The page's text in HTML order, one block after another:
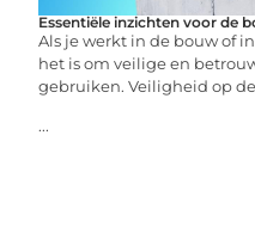
Essentiële inzichten voor de
Als je werkt in de bouw of
het is om veilige en
gebruiken. Veiligheid op
...